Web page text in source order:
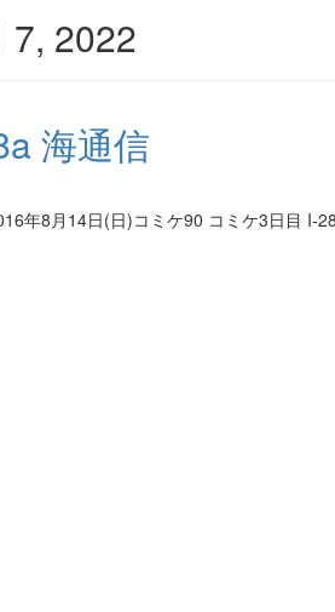
7, 2022
海通信
年8月14日(日)コミケ90 コミケ3日目 I-